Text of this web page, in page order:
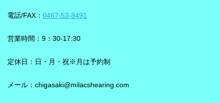
やすくする設計と考えると理解しやすいです。 DNNチップで、騒
Neural Network）チップが搭載されています。 このDNNチップは
を支える役割を担うと説明されています。 さらに、このチップが
作し、1日あたり4.9兆回の演算を行うとされています。 「インテ
ズ」ならより聞き取りやすくしてくれます。 デモ動画で確認 🔽ス
もロックオン機能を使えば、言葉の聞き取りが25％アップ！
電話/FAX： 0467-53-8491
営業時間：9：30-17:30
定休日：日・月・祝※月は予約制
メール：chigasaki@milacshearing.com